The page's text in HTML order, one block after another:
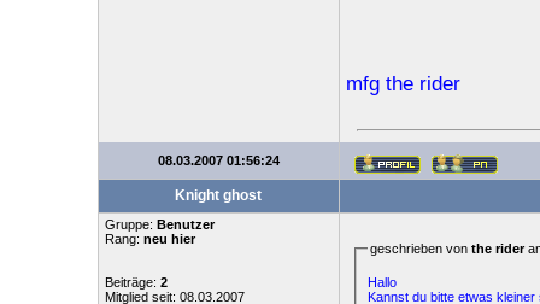
mfg the rider
08.03.2007 01:56:24
Knight ghost
Gruppe: Benutzer
Rang: neu hier
Beiträge: 2
Mitglied seit: 08.03.2007
geschrieben von the rider
Hallo
Kannst du bitte etwas kleiner